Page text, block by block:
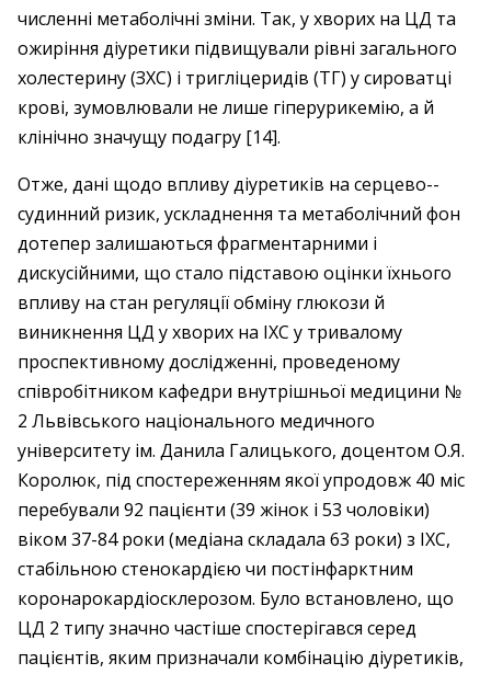
численні метаболічні зміни. Так, у хворих на ЦД та
ожиріння діуретики підвищували рівні загального
холестерину (ЗХС) і тригліцеридів (ТГ) у сироватці
крові, зумовлювали не лише гіперурикемію, а й
клінічно значущу подагру [14].
Отже, дані щодо впливу діуретиків на серцево-­
судинний ризик, ускладнення та метаболічний фон
дотепер залишаються фрагментарними і
дискусійними, що стало підставою оцінки їхнього
впливу на стан регуляції обміну глюкози й
виникнення ЦД у хворих на ІХС у тривалому
проспективному дослідженні, проведеному
співробітником кафедри внут­рішньої медицини №
2 Львівського національного медичного
університету ім. Данила Галицького, доцентом О.Я.
Королюк, під спостереженням якої упродовж 40 міс
перебували 92 пацієнти (39 жінок і 53 чоловіки)
віком 37-84 роки (медіана складала 63 роки) з ІХС,
стабільною стенокардією чи постінфарктним
коронарокардіосклерозом. Було встановлено, що
ЦД 2 типу значно частіше спостерігався серед
пацієнтів, яким призначали комбінацію діу­ретиків,